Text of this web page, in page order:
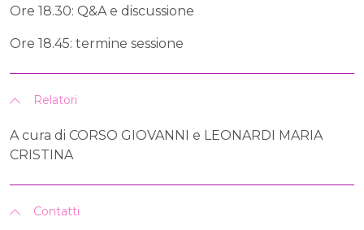
Ore 18.30: Q&A e discussione
Ore 18.45: termine sessione
Relatori
A cura di CORSO GIOVANNI e LEONARDI MARIA
CRISTINA
Contatti